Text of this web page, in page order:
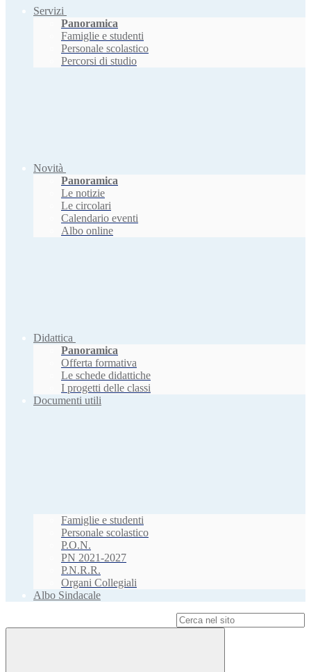
Servizi
Panoramica
Famiglie e studenti
Personale scolastico
Percorsi di studio
Novità
Panoramica
Le notizie
Le circolari
Calendario eventi
Albo online
Didattica
Panoramica
Offerta formativa
Le schede didattiche
I progetti delle classi
Documenti utili
Famiglie e studenti
Personale scolastico
P.O.N.
PN 2021-2027
P.N.R.R.
Organi Collegiali
Albo Sindacale